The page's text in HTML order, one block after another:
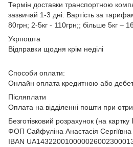
Термін доставки транспортною
зазвичай 1-3 дні. Вартість за
80грн; 2-5кг - 110грн;; більше 5кг –
Укрпошта
Відправки щодня крім неділі
Способи оплати:
Онлайн оплата кредитною або
Післяплати
Оплата на відділенні пошти при
Безготівковий розрахунок (на
ФОП Сайфуліна Анастасія Сергіївна
IBAN